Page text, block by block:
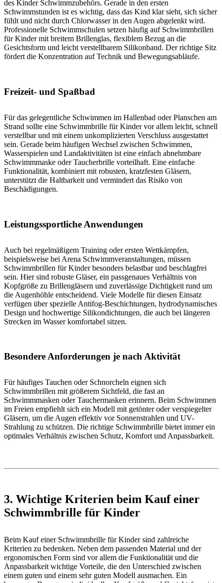
des Kinder Schwimmzubehörs. Gerade in den ersten
Schwimmstunden ist es wichtig, dass das Kind klar sieht, sich sicher
fühlt und nicht durch Chlorwasser in den Augen abgelenkt wird.
Professionelle Schwimmschulen setzen häufig auf Schwimmbrillen
für Kinder mit breitem Brillenglas, flexiblem Bezug an die
Gesichtsform und leicht verstellbarem Silikonband. Der richtige Sitz
fördert die Konzentration auf Technik und Bewegungsabläufe.
Freizeit- und Spaßbad
Für das gelegentliche Schwimmen im Hallenbad oder Planschen am
Strand sollte eine Schwimmbrille für Kinder vor allem leicht, schnell
verstellbar und mit einem unkomplizierten Verschluss ausgestattet
sein. Gerade beim häufigen Wechsel zwischen Schwimmen,
Wasserspielen und Landaktivitäten ist eine einfach abnehmbare
Schwimmmaske oder Taucherbrille vorteilhaft. Eine einfache
Funktionalität, kombiniert mit robusten, kratzfesten Gläsern,
unterstützt die Haltbarkeit und vermindert das Risiko von
Beschädigungen.
Leistungssportliche Anwendungen
Auch bei regelmäßigem Training oder ersten Wettkämpfen,
beispielsweise bei Arena Schwimmveranstaltungen, müssen
Schwimmbrillen für Kinder besonders belastbar und beschlagfrei
sein. Hier sind robuste Gläser, ein passgenaues Verhältnis von
Kopfgröße zu Brillengläsern und zuverlässige Dichtigkeit rund um
die Augenhöhle entscheidend. Viele Modelle für diesen Einsatz
verfügen über spezielle Antifog-Beschichtungen, hydrodynamisches
Design und hochwertige Silikondichtungen, die auch bei längeren
Strecken im Wasser komfortabel sitzen.
Besondere Anforderungen je nach Aktivität
Für häufiges Tauchen oder Schnorcheln eignen sich
Schwimmbrillen mit größerem Sichtfeld, die fast an
Schwimmmasken oder Tauchermasken erinnern. Beim Schwimmen
im Freien empfiehlt sich ein Modell mit getönter oder verspiegelter
Gläsern, um die Augen effektiv vor Sonnenstrahlen und UV-
Strahlung zu schützen. Die richtige Schwimmbrille bietet immer ein
optimales Verhältnis zwischen Schutz, Komfort und Anpassbarkeit.
3. Wichtige Kriterien beim Kauf einer
Schwimmbrille für Kinder
Beim Kauf einer Schwimmbrille für Kinder sind zahlreiche
Kriterien zu bedenken. Neben dem passenden Material und der
ergonomischen Form sind vor allem die Funktionalität und die
Anpassbarkeit wichtige Vorteile, die den Unterschied zwischen
einem guten und einem sehr guten Modell ausmachen. Ein